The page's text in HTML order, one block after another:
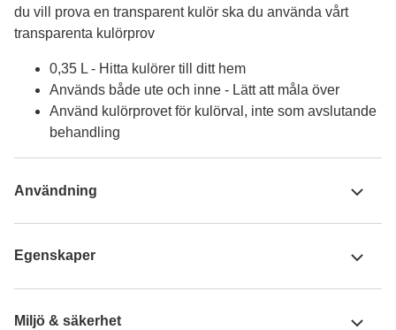
du vill prova en transparent kulör ska du använda vårt
transparenta kulörprov
0,35 L - Hitta kulörer till ditt hem
Används både ute och inne - Lätt att måla över
Använd kulörprovet för kulörval, inte som avslutande
behandling
Användning
Egenskaper
Miljö & säkerhet